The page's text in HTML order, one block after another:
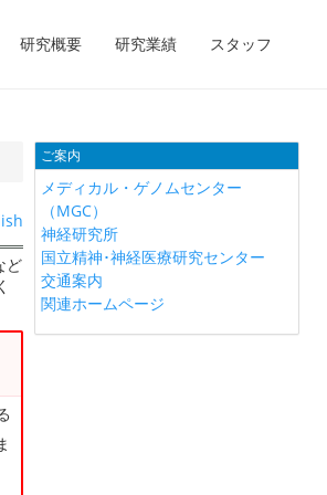
研究概要 研究業績 スタッフ
ど
ご案内
メディカル・ゲノムセンター
（MGC）
神経研究所
国立精神･神経医療研究センター
交通案内
関連ホームページ